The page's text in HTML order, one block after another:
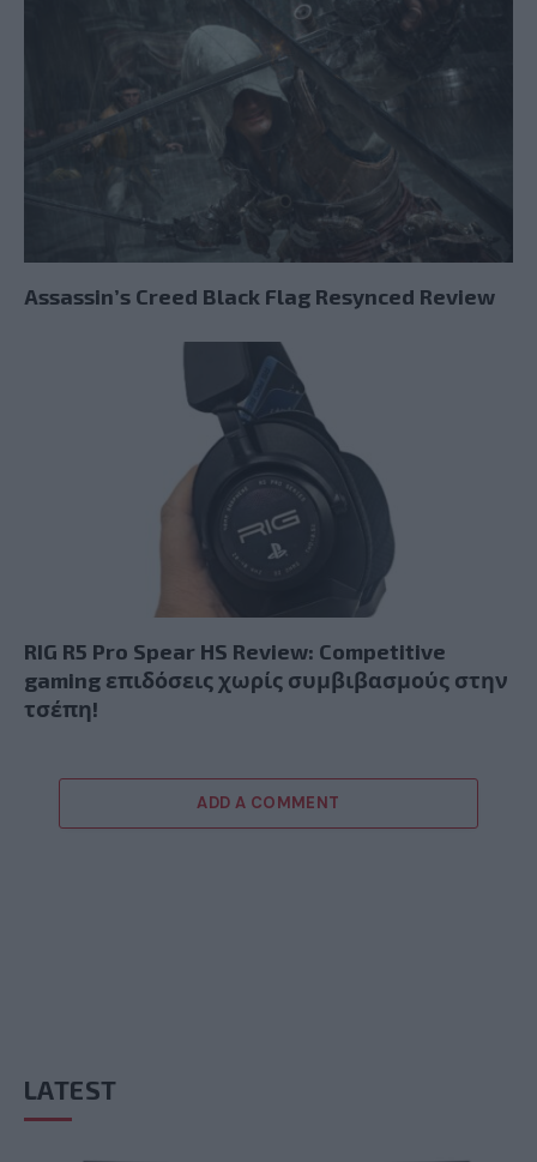
Assassin’s Creed Black Flag Resynced Review
RIG R5 Pro Spear HS Review: Competitive
gaming επιδόσεις χωρίς συμβιβασμούς στην
τσέπη!
ADD A COMMENT
LATEST